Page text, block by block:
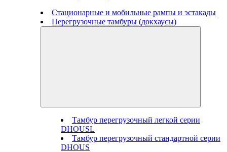
Стационарные и мобильные рампы и эстакады
Перегрузочные тамбуры (докхаусы)
Тамбур перегрузочный легкой серии
DHOUSL
Тамбур перегрузочный стандартной серии
DHOUS